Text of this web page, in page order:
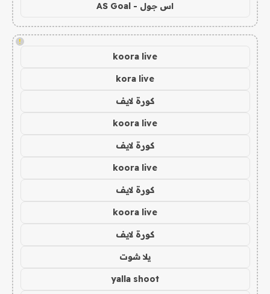
اس جول - AS Goal
!
koora live
kora live
كورة لايف
koora live
كورة لايف
koora live
كورة لايف
koora live
كورة لايف
يلا شوت
yalla shoot